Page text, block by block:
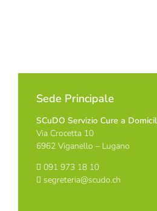
Sede Principale
SCuDO Servizio Cure a
Via Crocetta 10
6962 Viganello – Lugano
091 973 18 10
segreteria@scudo.ch